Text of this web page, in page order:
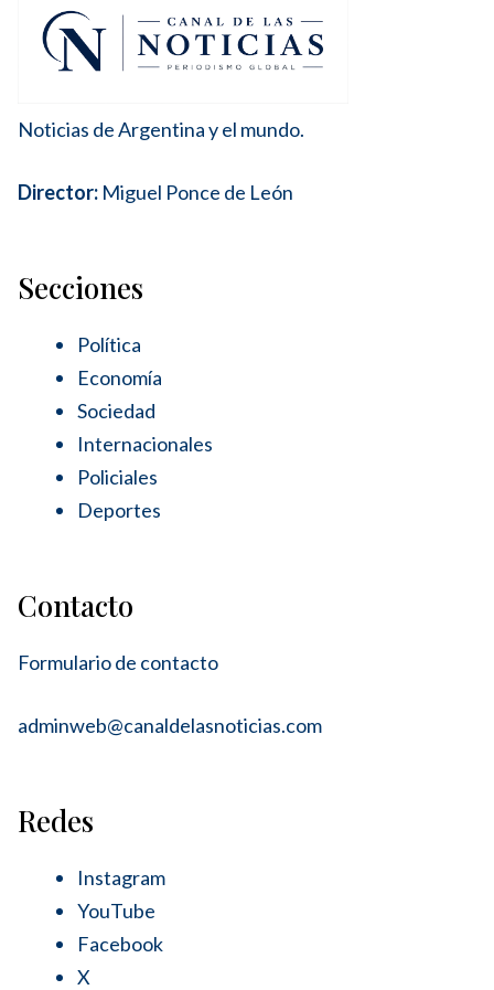
Noticias de Argentina y el mundo.
Director: Miguel Ponce de León
Secciones
Política
Economía
Sociedad
Internacionales
Policiales
Deportes
Contacto
Formulario de contacto
adminweb@canaldelasnoticias.com
Redes
Instagram
YouTube
Facebook
X